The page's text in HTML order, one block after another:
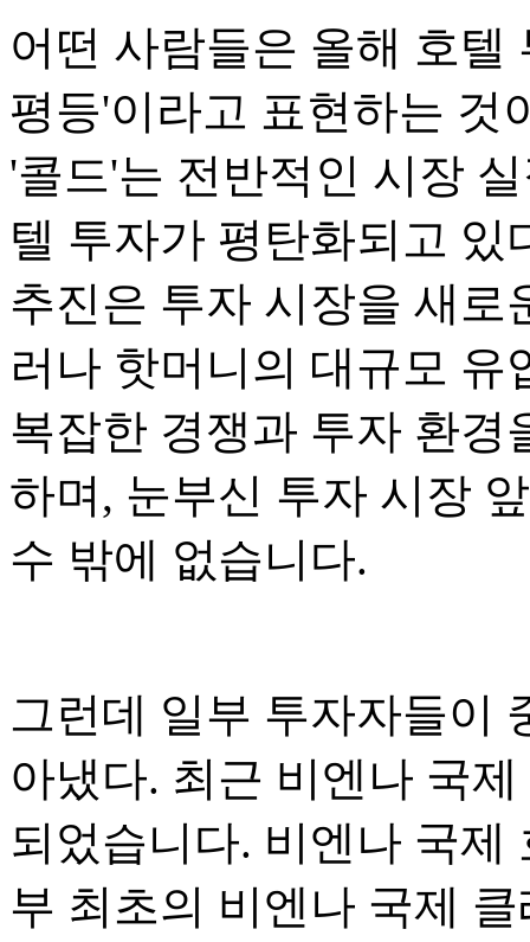
어떤 사람들은 올해 호텔
평등'이라고 표현하는 것
'콜드'는 전반적인 시장
텔 투자가 평탄화되고 있
추진은 투자 시장을 새로
러나 핫머니의 대규모
복잡한 경쟁과 투자 환경
하며, 눈부신 투자 시장
수 밖에 없습니다.
그런데 일부 투자자들이
아냈다. 최근 비엔나 국
되었습니다. 비엔나 국제
부 최초의 비엔나 국제